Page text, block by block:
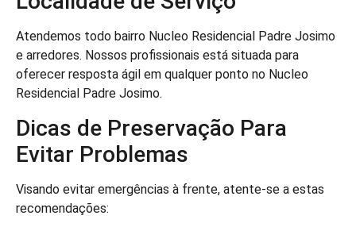
Atendemos todo bairro Nucleo Residencial Padre Josimo
e arredores. Nossos profissionais está situada para
oferecer resposta ágil em qualquer ponto no Nucleo
Residencial Padre Josimo.
Dicas de Preservação Para
Evitar Problemas
Visando evitar emergências à frente, atente-se a estas
recomendações: